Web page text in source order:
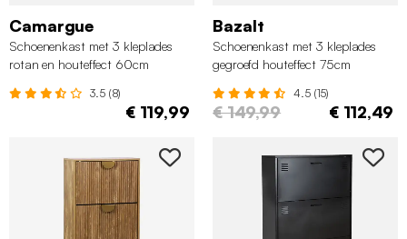
Camargue
Schoenenkast met 3 kleplades
rotan en houteffect 60cm
3.5 (8)
€ 119,99
Bazalt
Schoenenkast met 3 kleplades
gegroefd houteffect 75cm
4.5 (15)
€ 149,99 € 112,49